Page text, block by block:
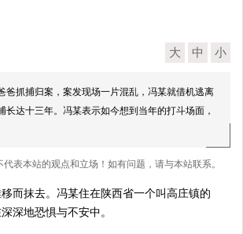
大 中 小
抓捕归案，案发现场一片混乱，冯某就借机逃离
达十三年。冯某表示如今想到当年的打斗场面，
表本站的观点和立场！如有问题，请与本站联系。
而抹去。冯某住在陕西省一个叫高庄镇的
深地恐惧与不安中。